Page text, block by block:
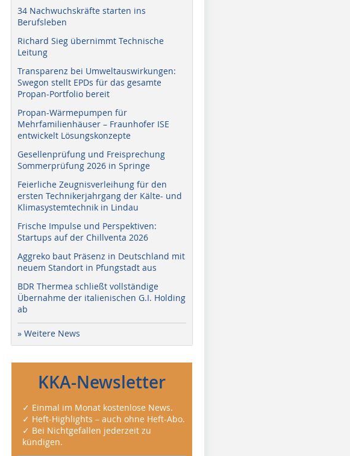
34 Nachwuchskräfte starten ins
Berufsleben
Richard Sieg übernimmt Technische
Leitung
Transparenz bei Umweltauswirkungen:
Swegon stellt EPDs für das gesamte
Propan-Portfolio bereit
Propan-Wärmepumpen für
Mehrfamilienhäuser – Fraunhofer ISE
entwickelt Lösungskonzepte
Gesellenprüfung und Freisprechung
Sommerprüfung 2026 in Springe
Feierliche Zeugnisverleihung für den
ersten Technikerjahrgang der Kälte- und
Klimasystemtechnik in Lindau
Frische Impulse und Perspektiven:
Startups auf der Chillventa 2026
Aggreko baut Präsenz in Deutschland mit
neuem Standort in Pfungstadt aus
BDR Thermea schließt vollständige
Übernahme der italienischen G.I. Holding
ab
» Weitere News
KKA-Newsletter
✓ Einmal im Monat kostenlose News.
✓ Heft-Highlights – auch ohne Heft-Abo.
✓ Bei Nichtgefallen jederzeit zu
kündigen.